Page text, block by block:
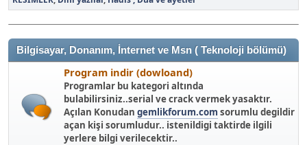
Bilgisayar, Donanım, İnternet ve Msn ( Teknoloji bölümü)
Program indir (dowloand)
Programlar bu kategori altında
bulabilirsiniz..serial ve crack vermek yasaktır.
Açılan Konudan gemlikforum.com sorumlu degildir
açan kişi sorumludur.. istenildigi taktirde ilgili
yerlere bilgi verilecektir..